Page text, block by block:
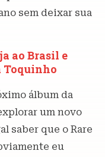
sem deixar sua
ao Brasil e
Toquinho
álbum da
um novo
saber que o Rare
eu